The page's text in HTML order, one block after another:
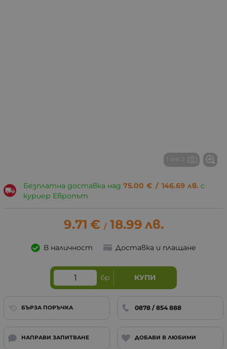
1 от 2
Безплатна доставка над 75.00 € / 146.69 лв. с
куриер Европът
9.71 € / 18.99 лв.
В наличност Доставка и плащане
бр КУПИ
БЪРЗА ПОРЪЧКА 0878 / 854 888
НАПРАВИ ЗАПИТВАНЕ ДОБАВИ В ЛЮБИМИ